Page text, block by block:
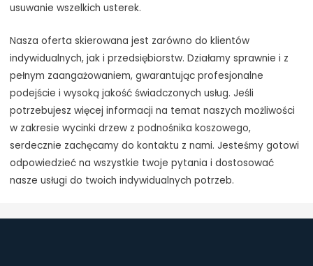
usuwanie wszelkich usterek.
Nasza oferta skierowana jest zarówno do klientów
indywidualnych, jak i przedsiębiorstw. Działamy sprawnie i z
pełnym zaangażowaniem, gwarantując profesjonalne
podejście i wysoką jakość świadczonych usług. Jeśli
potrzebujesz więcej informacji na temat naszych możliwości
w zakresie wycinki drzew z podnośnika koszowego,
serdecznie zachęcamy do kontaktu z nami. Jesteśmy gotowi
odpowiedzieć na wszystkie twoje pytania i dostosować
nasze usługi do twoich indywidualnych potrzeb.